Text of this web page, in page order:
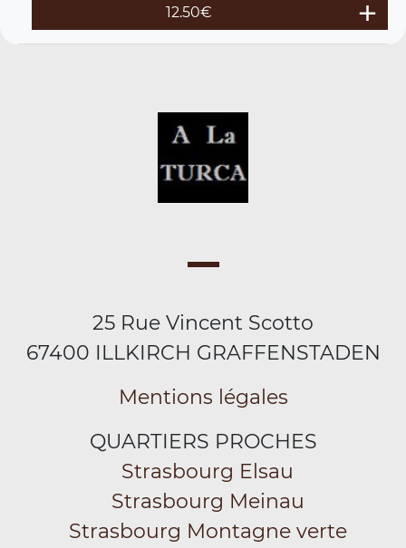
12.50€
25 Rue Vincent Scotto
67400 ILLKIRCH GRAFFENSTADEN
Mentions légales
QUARTIERS PROCHES
Strasbourg Elsau
Strasbourg Meinau
Strasbourg Montagne verte